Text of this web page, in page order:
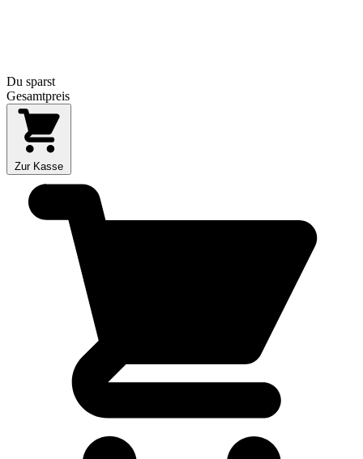
Du sparst
Gesamtpreis
Zur Kasse